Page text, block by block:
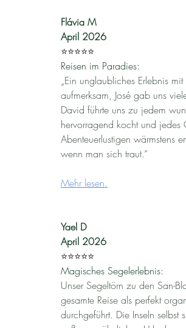
Flávia M
April 2026
⭐️⭐️⭐️⭐️⭐️
Reisen im Paradies:
„Ein unglaubliches Erlebnis
aufmerksam, José gab uns
David führte uns zu jedem
hervorragend kocht und jedes
Abenteuerlustigen wärmstens
wenn man sich traut.“
Mehr lesen.
Yael D
April 2026
⭐️⭐️⭐️⭐️⭐️
Magisches Segelerlebnis:
Unser Segeltörn zu den San-
gesamte Reise als perfekt
durchgeführt. Die Inseln